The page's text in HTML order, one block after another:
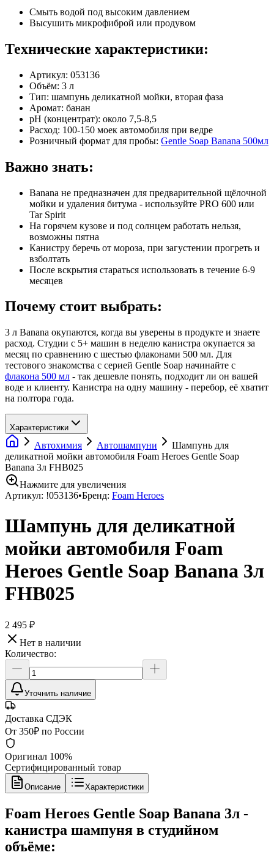
Смыть водой под высоким давлением
Высушить микрофиброй или продувом
Технические характеристики:
Артикул: 053136
Объём: 3 л
Тип: шампунь деликатной мойки, вторая фаза
Аромат: банан
pH (концентрат): около 7,5-8,5
Расход: 100-150 моек автомобиля при ведре
Розничный формат для пробы: Gentle Soap Banana 500мл
Важно знать:
Banana не предназначен для предварительной щёлочной
мойки и удаления битума - используйте PRO 600 или
Tar Spirit
На горячем кузове и под солнцем работать нельзя,
возможны пятна
Канистру беречь от мороза, при загустении прогреть и
взболтать
После вскрытия стараться использовать в течение 6-9
месяцев
Почему стоит выбрать:
3 л Banana окупаются, когда вы уверены в продукте и знаете
расход. Студии с 5+ машин в неделю канистра окупается за
месяц по сравнению с шестью флаконами 500 мл. Для
тестового знакомства с серией Gentle Soap начинайте с
флакона 500 мл - так дешевле понять, подходит ли он вашей
воде и клиенту. Канистра на одну машину - перебор, её хватит
на полтора года.
Характеристики
Автохимия Автошампуни
Шампунь для
деликатной мойки автомобиля Foam Heroes Gentle Soap
Banana 3л FHB025
Нажмите для увеличения
Артикул: !053136•Бренд: Foam Heroes
Шампунь для деликатной
мойки автомобиля Foam
Heroes Gentle Soap Banana 3л
FHB025
2 495 ₽
Нет в наличии
Количество:
Уточнить наличие
Доставка СДЭК
От 350₽ по России
Оригинал 100%
Сертифицированный товар
Описание Характеристики
Foam Heroes Gentle Soap Banana 3л -
канистра шампуня в студийном
объёме: